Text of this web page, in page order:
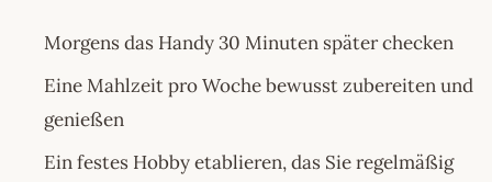
Morgens das Handy 30 Minuten später checken
Eine Mahlzeit pro Woche bewusst zubereiten und
genießen
Ein festes Hobby etablieren, das Sie regelmäßig